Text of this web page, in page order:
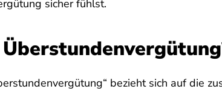
sicher fühlst.
bezieht sich auf die